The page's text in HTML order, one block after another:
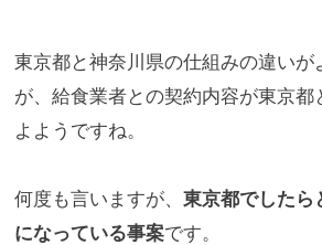
東京都と神奈川県の仕組みの違いが
が、給食業者との契約内容が東京都
よようですね。
何度も言いますが、 東京都でしたら
になっている事案です。